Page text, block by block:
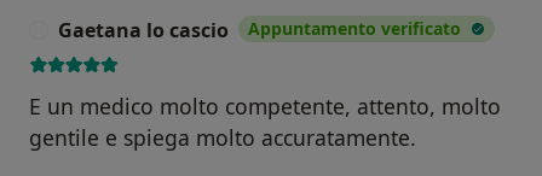
Gaetana lo cascio Appuntamento verificato
E un medico molto competente, attento, molto
gentile e spiega molto accuratamente.